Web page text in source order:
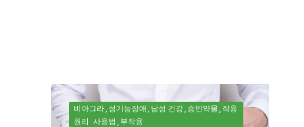
비아그라 성기능장애 남성 건강 승인약물 작용
원리 사용법 부작용